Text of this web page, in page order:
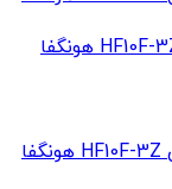
پایه رله سه کنتاکت مخصوص رله‌های سری HF10F-3Z هونگفا